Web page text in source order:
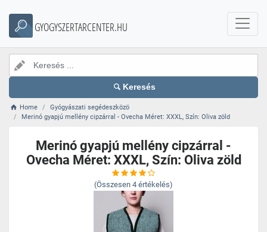
GYOGYSZERTARCENTER.HU
Keresés
Home
Gyógyászati segédeszközö
Merinó gyapjú mellény cipzárral - Ovecha Méret: XXXL, Szín: Oliva zöld
Merinó gyapjú mellény cipzárral -
Ovecha Méret: XXXL, Szín: Oliva zöld
(Összesen 4 értékelés)